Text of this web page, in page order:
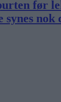
før
synes nok